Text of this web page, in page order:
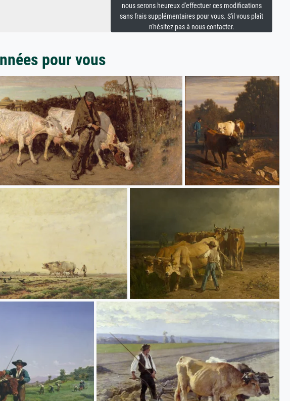
nous serons heureux d'effectuer ces modifications
sans frais supplémentaires pour vous. S'il vous plaît
n'hésitez pas à nous contacter.
pour vous